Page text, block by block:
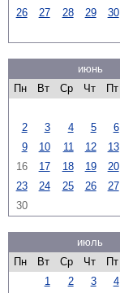
26
27 28 29 30
июнь
Пн
Вт Ср Чт Пт
2
3 4 5 6
9
10 11 12 13
16
17 18 19 20
23
24 25 26 27
30
июль
Пн
Вт Ср Чт Пт
1
2 3 4